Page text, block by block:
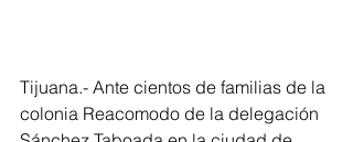
Tijuana.- Ante cientos de familias de la
colonia Reacomodo de la delegación